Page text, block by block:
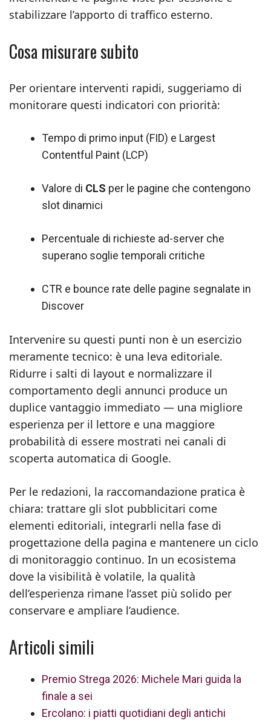
stabilizzare l’apporto di traffico esterno.
Cosa misurare subito
Per orientare interventi rapidi, suggeriamo di
monitorare questi indicatori con priorità:
Tempo di primo input (FID) e Largest
Contentful Paint (LCP)
Valore di CLS per le pagine che contengono
slot dinamici
Percentuale di richieste ad-server che
superano soglie temporali critiche
CTR e bounce rate delle pagine segnalate in
Discover
Intervenire su questi punti non è un esercizio
meramente tecnico: è una leva editoriale.
Ridurre i salti di layout e normalizzare il
comportamento degli annunci produce un
duplice vantaggio immediato — una migliore
esperienza per il lettore e una maggiore
probabilità di essere mostrati nei canali di
scoperta automatica di Google.
Per le redazioni, la raccomandazione pratica è
chiara: trattare gli slot pubblicitari come
elementi editoriali, integrarli nella fase di
progettazione della pagina e mantenere un ciclo
di monitoraggio continuo. In un ecosistema
dove la visibilità è volatile, la qualità
dell’esperienza rimane l’asset più solido per
conservare e ampliare l’audience.
Articoli simili
Premio Strega 2026: Michele Mari guida la
finale a sei
Ercolano: i piatti quotidiani degli antichi